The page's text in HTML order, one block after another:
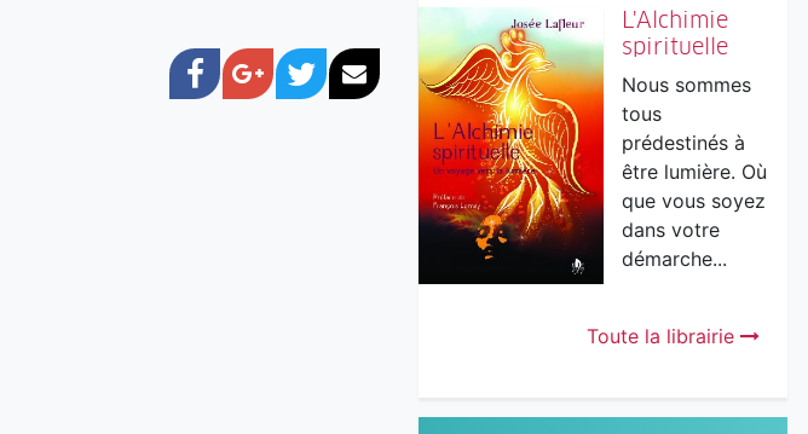
L'Alchimie
spirituelle
Nous sommes
tous
prédestinés à
être lumière. Où
que vous soyez
dans votre
démarche...
Toute la librairie
Facebook
Google+
TwitterCourriel